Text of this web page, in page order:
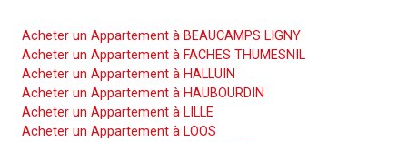
Acheter un Appartement à BEAUCAMPS LIGNY
Acheter un Appartement à FACHES THUMESNIL
Acheter un Appartement à HALLUIN
Acheter un Appartement à HAUBOURDIN
Acheter un Appartement à LILLE
Acheter un Appartement à LOOS